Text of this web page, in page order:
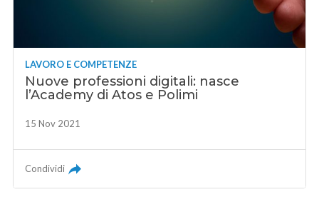
LAVORO E COMPETENZE
Nuove professioni digitali: nasce
l’Academy di Atos e Polimi
15 Nov 2021
Condividi